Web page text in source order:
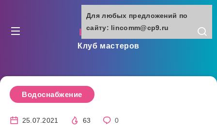
lincomm.ru
Клуб мастеров
Водоснабжение
25.07.2021 63 0
Для любых предложений по
сайту: lincomm@cp9.ru